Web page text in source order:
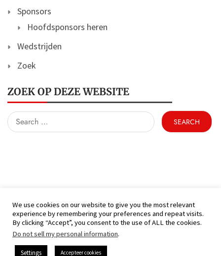
Sponsors
Hoofdsponsors heren
Wedstrijden
Zoek
ZOEK OP DEZE WEBSITE
Search
for:
(C) KFC Hamont 99 - Alle rechten voorbehouden
Proudly powered by WordPress
News byCandid Themes
We use cookies on our website to give you the most relevant
experience by remembering your preferences and repeat visits.
By clicking “Accept”, you consent to the use of ALL the cookies.
Do not sell my personal information.
Settings Accepteer cookies